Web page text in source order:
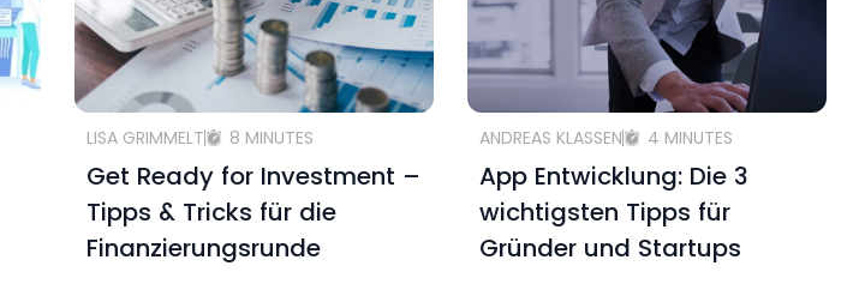
LISA GRIMMELT 8 MINUTES
Get Ready for Investment –
Tipps & Tricks für die
Finanzierungsrunde
ANDREAS KLASSEN 4 MINUTES
App Entwicklung: Die 3
wichtigsten Tipps für
Gründer und Startups